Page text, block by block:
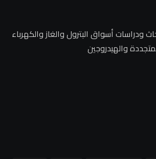
ودراسات أسواق البترول والغاز والكهرباء
والهيدروجين